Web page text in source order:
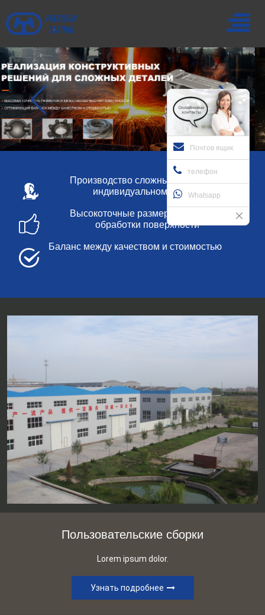
Производство сложных деталей по
индивидуальному заказу
Высокоточные размеры и качество
обработки поверхности
Баланс между качеством и стоимостью
Пользовательские сборки
Lorem ipsum dolor.
Узнать подробнее
Почтов ящик
телефон
Whatsapp